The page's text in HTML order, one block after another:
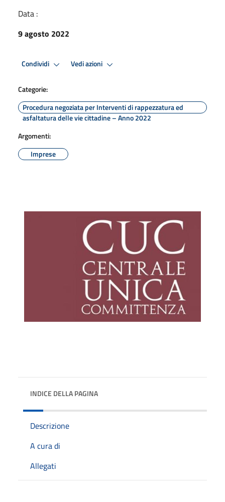
Data :
9 agosto 2022
Condividi Vedi azioni
Categorie:
Procedura negoziata per Interventi di rappezzatura ed
asfaltatura delle vie cittadine – Anno 2022
Argomenti:
Imprese
INDICE DELLA PAGINA
Descrizione
A cura di
Allegati